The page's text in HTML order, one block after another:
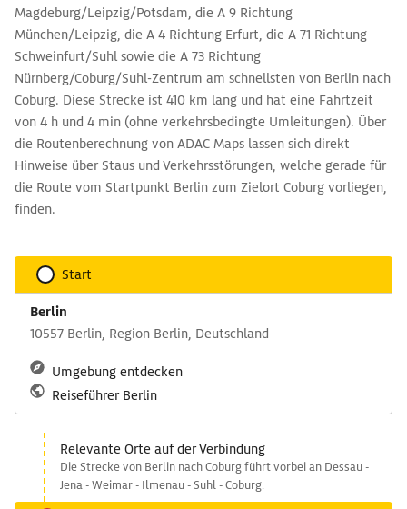
Magdeburg/Leipzig/Potsdam, die A 9 Richtung
München/Leipzig, die A 4 Richtung Erfurt, die A 71 Richtung
Schweinfurt/Suhl sowie die A 73 Richtung
Nürnberg/Coburg/Suhl-Zentrum am schnellsten von Berlin nach
Coburg. Diese Strecke ist 410 km lang und hat eine Fahrtzeit
von 4 h und 4 min (ohne verkehrsbedingte Umleitungen). Über
die Routenberechnung von ADAC Maps lassen sich direkt
Hinweise über Staus und Verkehrsstörungen, welche gerade für
die Route vom Startpunkt Berlin zum Zielort Coburg vorliegen,
finden.
Start
Berlin
10557 Berlin, Region Berlin, Deutschland
Umgebung entdecken
Reiseführer Berlin
Relevante Orte auf der Verbindung
Die Strecke von Berlin nach Coburg führt vorbei an Dessau -
Jena - Weimar - Ilmenau - Suhl - Coburg.